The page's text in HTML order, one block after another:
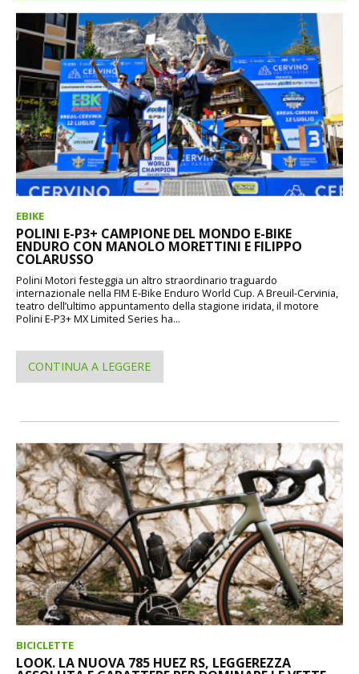
EBIKE
POLINI E-P3+ CAMPIONE DEL MONDO E-BIKE
ENDURO CON MANOLO MORETTINI E FILIPPO
COLARUSSO
Polini Motori festeggia un altro straordinario traguardo
internazionale nella FIM E-Bike Enduro World Cup. A Breuil-Cervinia,
teatro dell’ultimo appuntamento della stagione iridata, il motore
Polini E-P3+ MX Limited Series ha...
CONTINUA A LEGGERE
BICICLETTE
LOOK. LA NUOVA 785 HUEZ RS, LEGGEREZZA